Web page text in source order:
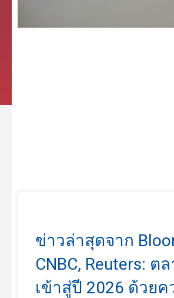
ข่าวล่าสุดจาก
CNBC, Reuters: ต
เข้าสู่ปี 2026 ด้วยค